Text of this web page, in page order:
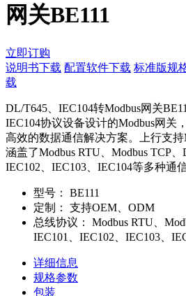
网关BE111
立即订购
说明书下载 配置软件下载 标准版规
载
DL/T645、IEC104转Modbus网关
IEC104协议设备设计的Modbus网关
高效的数据通信解决方案。上行支持
涵盖了Modbus RTU、Modbus TCP、
IEC102、IEC103、IEC104等多种通
型号：
BE111
定制：
支持OEM、ODM
总线协议：
Modbus RTU、
IEC101、IEC102、IEC103、
详细信息
规格参数
包装